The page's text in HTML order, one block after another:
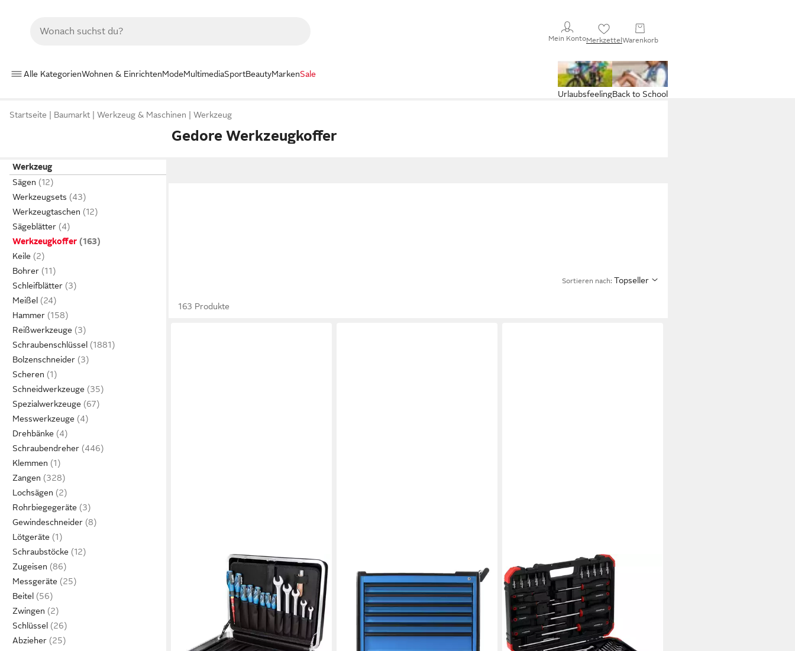
Mein KontoMerkzettelWarenkorb
Alle KategorienWohnen & EinrichtenModeMultimediaSportBeautyMarkenSale
Back to School
Urlaubsfeeling
Startseite Baumarkt Werkzeug & Maschinen Werkzeug
Gedore Werkzeugkoffer
Werkzeug
Sägen
Werkzeugsets
Werkzeugtaschen
Sägeblätter
Werkzeugkoffer
Keile
Bohrer
Schleifblätter
Meißel
Hammer
Reißwerkzeuge
Schraubenschlüssel
Bolzenschneider
Scheren
Schneidwerkzeuge
Spezialwerkzeuge
Messwerkzeuge
Drehbänke
Schraubendreher
Klemmen
Zangen
Lochsägen
Rohrbiegegeräte
Gewindeschneider
Lötgeräte
Schraubstöcke
Zugeisen
Messgeräte
Beitel
Zwingen
Schlüssel
Abzieher
Sortieren nach: Topseller
163 Produkte